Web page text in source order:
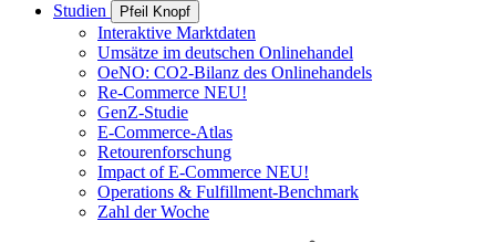
Studien
Pfeil Knopf
Interaktive Marktdaten
Umsätze im deutschen Onlinehandel
OeNO: CO2-Bilanz des Onlinehandels
Re-Commerce NEU!
GenZ-Studie
E-Commerce-Atlas
Retourenforschung
Impact of E-Commerce NEU!
Operations & Fulfillment-Benchmark
Zahl der Woche